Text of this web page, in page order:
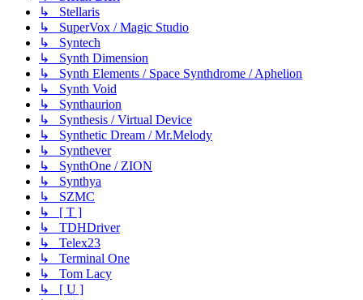
↳ Stellaris
↳ SuperVox / Magic Studio
↳ Syntech
↳ Synth Dimension
↳ Synth Elements / Space Synthdrome / Aphelion
↳ Synth Void
↳ Synthaurion
↳ Synthesis / Virtual Device
↳ Synthetic Dream / Mr.Melody
↳ Synthever
↳ SynthOne / ZION
↳ Synthya
↳ SZMC
↳ [ T ]
↳ TDHDriver
↳ Telex23
↳ Terminal One
↳ Tom Lacy
↳ [ U ]